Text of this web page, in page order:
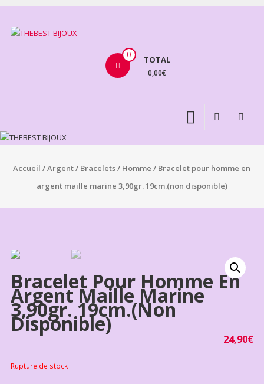
Aller
contenu
BIJOUX
0 TOTAL
0,00€
Accueil /Argent/ Bracelets/ Homme / Bracelet pour homme en
argent maille marine 3,90gr. 19cm.(non disponible)
Bracelet Pour Homme En
Argent Maille Marine
3,90gr. 19cm.(non
Disponible)
24,90€
Rupture de stock